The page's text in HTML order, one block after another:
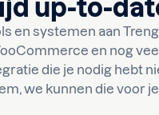
up-to-
en systemen aan
en nog
die je nodig hebt
we kunnen die voor